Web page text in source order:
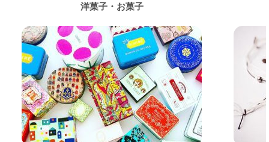
洋菓子・お菓子